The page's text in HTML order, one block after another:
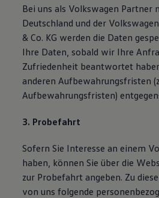
Bei uns als Volkswagen Partner
Deutschland und der
& Co. KG werden die Daten
Ihre Daten, sobald wir Ihre
Zufriedenheit beantwortet
anderen Aufbewahrungsfristen
Aufbewahrungsfristen)
3. Probefahrt
Sofern Sie Interesse an einem
haben, können Sie über die
zur Probefahrt angeben. Zu
von uns folgende